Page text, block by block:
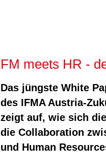
FM meets HR -
Das jüngste White
des IFMA Austria-
zeigt auf, wie sich
die Collaboration
und Human